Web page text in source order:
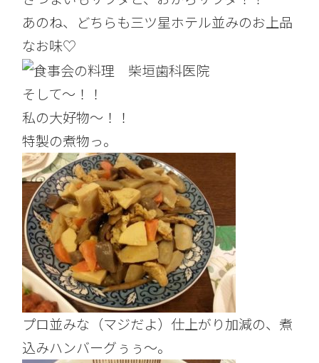
あのね、どちらも三ツ星ホテル並みのお上品
なお味♡
そして～！！
私の大好物～！！
特製の煮物っ。
プロ並みな（マジだよ）仕上がり加減の、煮
込みハンバーグぅぅ～。